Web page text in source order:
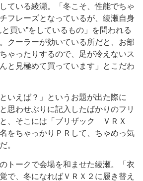
ている綾瀬。「冬こそ、性能でちゃ
フレーズとなっているが、綾瀬自身
買い”をしているもの」を問われる
クーラーが効いている所だと、お部
ゃったりするので、足が冷えないス
と見極めて買っています」とこだわ
いえば？」というお題が出た際に
思わせぶりに記入したばかりのフリ
、そこには「ブリザック ＶＲＸ
をちゃっかりＰＲして、ちゃめっ気
。
トークで会場を和ませた綾瀬。「衣
で、冬になればＶＲＸ２に履き替え